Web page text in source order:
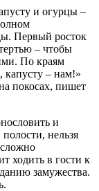
и огурцы –
Первый росток
– чтобы
По краям
капусту – нам!»
покосах, пишет
и
нельзя
ходить в гости к
замужества.